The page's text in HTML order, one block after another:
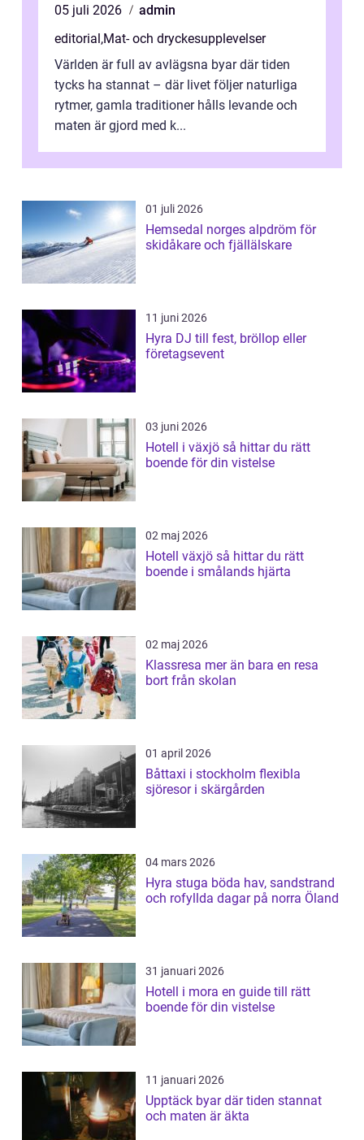
05 juli 2026
admin
editorial,Mat- och dryckesupplevelser
Världen är full av avlägsna byar där tiden
tycks ha stannat – där livet följer naturliga
rytmer, gamla traditioner hålls levande och
maten är gjord med k...
01 juli 2026
Hemsedal norges alpdröm för
skidåkare och fjällälskare
11 juni 2026
Hyra DJ till fest, bröllop eller
företagsevent
03 juni 2026
Hotell i växjö så hittar du rätt
boende för din vistelse
02 maj 2026
Hotell växjö så hittar du rätt
boende i smålands hjärta
02 maj 2026
Klassresa mer än bara en resa
bort från skolan
01 april 2026
Båttaxi i stockholm flexibla
sjöresor i skärgården
04 mars 2026
Hyra stuga böda hav, sandstrand
och rofyllda dagar på norra Öland
31 januari 2026
Hotell i mora en guide till rätt
boende för din vistelse
11 januari 2026
Upptäck byar där tiden stannat
och maten är äkta